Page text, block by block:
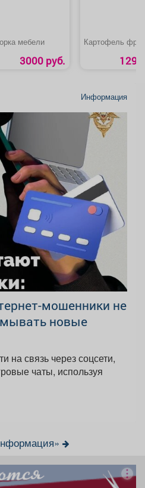
мебели
3000 руб.
Картофель фри
129
Информация
мошенники не
новые
на связь через соцсети,
чаты, используя